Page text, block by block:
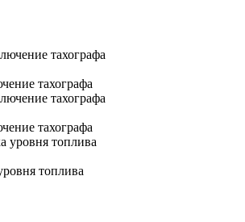
тахографа
тахографа
топлива